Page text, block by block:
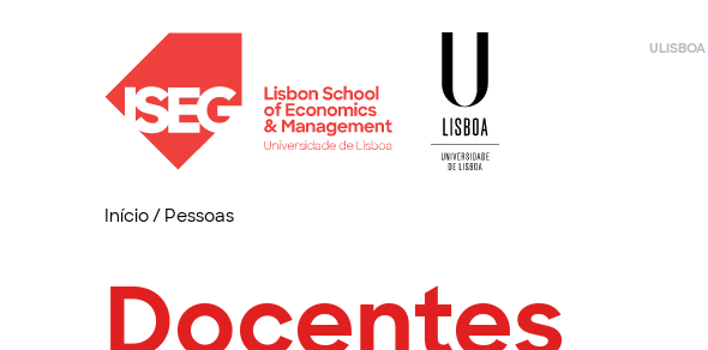
ULISBOA
Início/ Pessoas
Docentes